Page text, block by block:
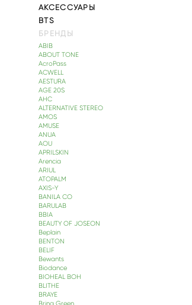
АКСЕССУАРЫ
BTS
БРЕНДЫ
ABIB
ABOUT TONE
AcroPass
ACWELL
AESTURA
AGE 20S
АНС
ALTERNATIVE STEREO
AMOS
AMUSE
ANUA
AOU
APRILSKIN
Arencia
ARIUL
ATOPALM
AXIS-Y
BANILA CO
BARULAB
BBIA
BEAUTY OF JOSEON
Beplain
BENTON
BELIF
Bewants
Biodance
BIOHEAL BOH
BLITHE
BRAYE